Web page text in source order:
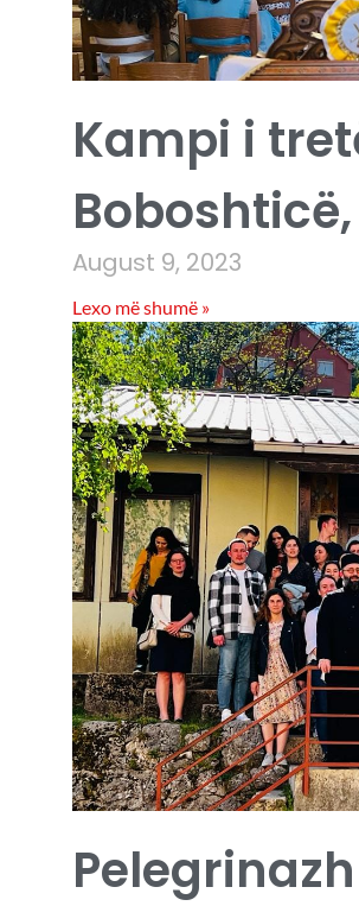
Kampi i
August 9, 2023
Lexo më shumë »